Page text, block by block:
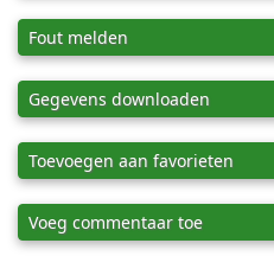
Fout melden
Gegevens downloaden
Toevoegen aan favorieten
Voeg commentaar toe